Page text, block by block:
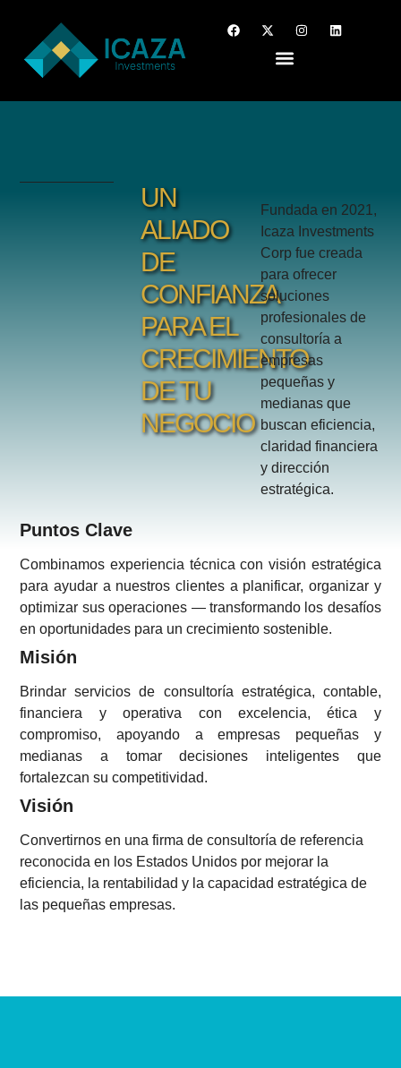
UN
ALIADO
DE
CONFIANZA
PARA EL
CRECIMIENTO
DE TU
NEGOCIO
Fundada en 2021,
Icaza Investments
Corp fue creada
para ofrecer
soluciones
profesionales de
consultoría a
empresas
pequeñas y
medianas que
buscan eficiencia,
claridad financiera
y dirección
estratégica.
Puntos Clave
Combinamos experiencia técnica con visión estratégica
para ayudar a nuestros clientes a planificar, organizar y
optimizar sus operaciones — transformando los desafíos
en oportunidades para un crecimiento sostenible.
Misión
Brindar servicios de consultoría estratégica, contable,
financiera y operativa con excelencia, ética y
compromiso, apoyando a empresas pequeñas y
medianas a tomar decisiones inteligentes que
fortalezcan su competitividad.
Visión
Convertirnos en una firma de consultoría de referencia
reconocida en los Estados Unidos por mejorar la
eficiencia, la rentabilidad y la capacidad estratégica de
las pequeñas empresas.